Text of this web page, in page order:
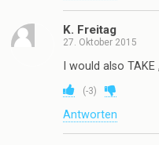
K. Freitag
27. Oktober 2015
I would also TAKE
(-3)
Antworten